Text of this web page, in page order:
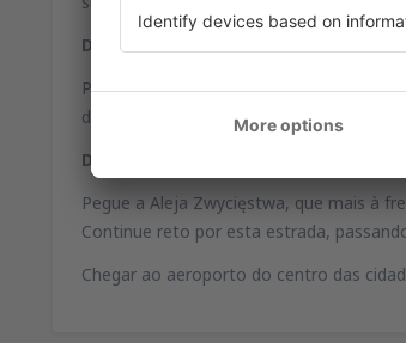
De Pruszcz Gdanski
Pegue a estrada circular tri-cidade
direção ao aeroporto.
Do centro de Gdańsk
Pegue a Aleja Zwycięstwa, que mais à
Continue reto por esta estrada,
Chegar ao aeroporto do centro das